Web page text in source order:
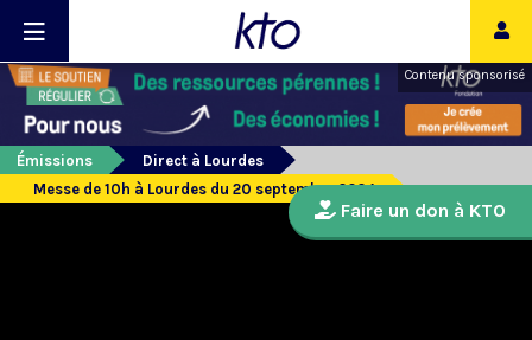
Contenu sponsorisé
Émissions
Direct à Lourdes
Messe de 10h à Lourdes du 20 septembre 2024
Faire un don à KTO